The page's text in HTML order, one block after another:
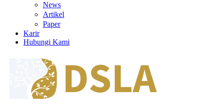
News
Artikel
Paper
Karir
Hubungi Kami